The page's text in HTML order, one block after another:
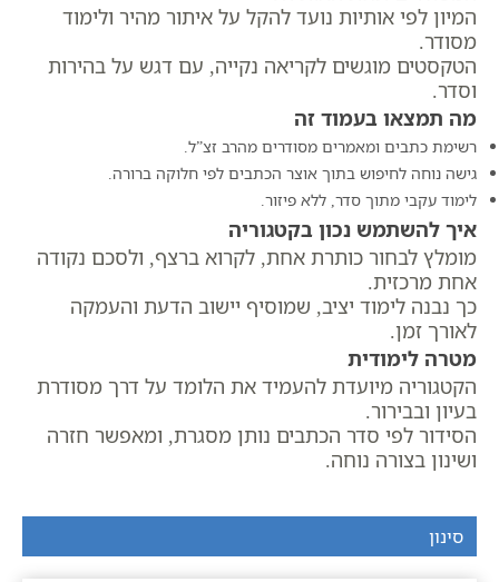
המיון לפי אותיות נועד להקל על איתור מהיר ולימוד
מסודר.
הטקסטים מוגשים לקריאה נקייה, עם דגש על בהירות
וסדר.
מה תמצאו בעמוד זה
רשימת כתבים ומאמרים מסודרים מהרב זצ”ל.
גישה נוחה לחיפוש בתוך אוצר הכתבים לפי חלוקה ברורה.
לימוד עקבי מתוך סדר, ללא פיזור.
איך להשתמש נכון בקטגוריה
מומלץ לבחור כותרת אחת, לקרוא ברצף, ולסכם נקודה
אחת מרכזית.
כך נבנה לימוד יציב, שמוסיף יישוב הדעת והעמקה
לאורך זמן.
מטרה לימודית
הקטגוריה מיועדת להעמיד את הלומד על דרך מסודרת
בעיון ובבירור.
הסידור לפי סדר הכתבים נותן מסגרת, ומאפשר חזרה
ושינון בצורה נוחה.
סינון